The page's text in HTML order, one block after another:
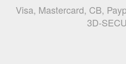
Visa, Mastercard, CB,
3D-